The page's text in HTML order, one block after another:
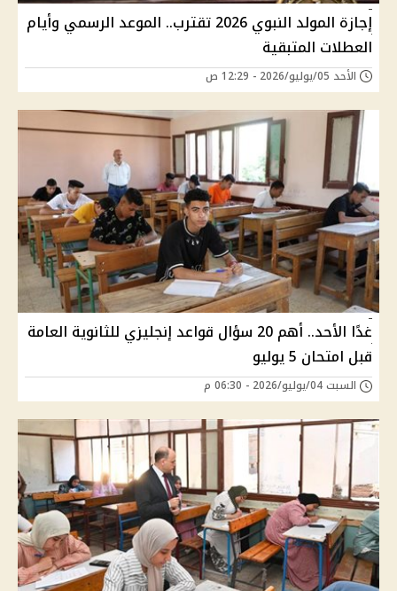
إجازة المولد النبوي 2026 تقترب.. الموعد الرسمي وأيام
العطلات المتبقية
الأحد 05/يوليو/2026 - 12:29 ص
غدًا الأحد.. أهم 20 سؤال قواعد إنجليزي للثانوية العامة
قبل امتحان 5 يوليو
السبت 04/يوليو/2026 - 06:30 م